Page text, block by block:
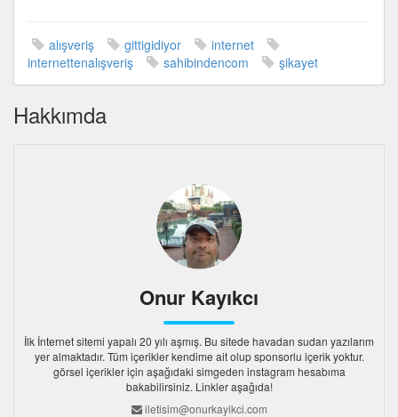
alışveriş gittigidiyor
internet
internettenalışveriş
sahibindencom şikayet
Hakkımda
Onur Kayıkcı
İlk İnternet sitemi yapalı 20 yılı aşmış. Bu sitede havadan sudan yazılarım
yer almaktadır. Tüm içerikler kendime ait olup sponsorlu içerik yoktur.
görsel içerikler için aşağıdaki simgeden instagram hesabıma
bakabilirsiniz. Linkler aşağıda!
iletisim@onurkayikci.com